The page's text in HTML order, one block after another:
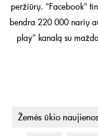
peržiūrų. "Facebook"
bendra 220 000 narių
play" kanalą su
Žemės ūkio